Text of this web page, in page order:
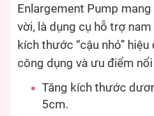
Enlargement Pump
vời, là dụng cụ hỗ trợ
kích thước “cậu nhỏ”
công dụng và ưu điểm
Tăng kích thước
5cm.